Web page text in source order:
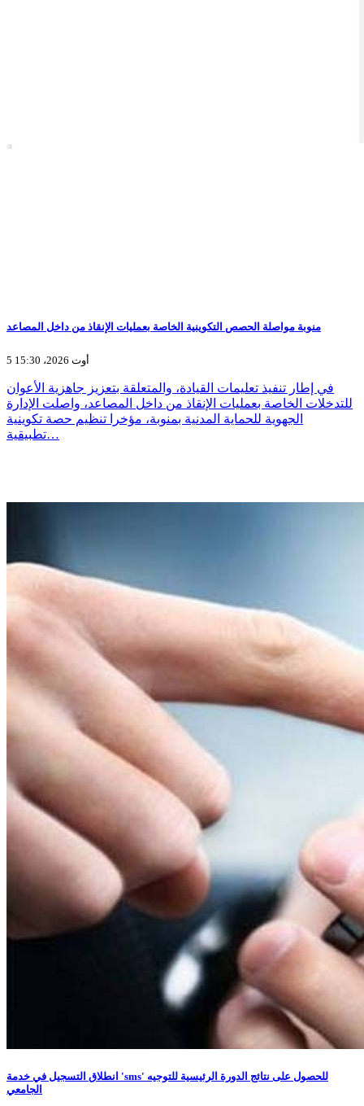
منوبة مواصلة الحصص التكوينية الخاصة بعمليات الإنقاذ من داخل المصاعد
5 أوت 2026، 15:30
في إطار تنفيذ تعليمات القيادة، والمتعلقة بتعزيز جاهزية الأعوان
للتدخلات الخاصة بعمليات الإنقاذ من داخل المصاعد، واصلت الإدارة
الجهوية للحماية المدنية بمنوبة، مؤخرا تنظيم حصة تكوينية
تطبيقية…
انطلاق التسجيل في خدمة 'sms' للحصول على نتائج الدورة الرئيسية للتوجيه
الجامعي